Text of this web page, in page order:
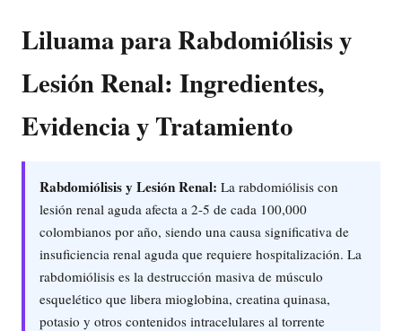
Liluama para Rabdomiólisis y
Lesión Renal: Ingredientes,
Evidencia y Tratamiento
Rabdomiólisis y Lesión Renal: La rabdomiólisis con
lesión renal aguda afecta a 2-5 de cada 100,000
colombianos por año, siendo una causa significativa de
insuficiencia renal aguda que requiere hospitalización. La
rabdomiólisis es la destrucción masiva de músculo
esquelético que libera mioglobina, creatina quinasa,
potasio y otros contenidos intracelulares al torrente